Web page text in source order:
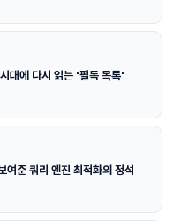
대에 다시 읽는 '필독 목록'
준 쿼리 엔진 최적화의 정석